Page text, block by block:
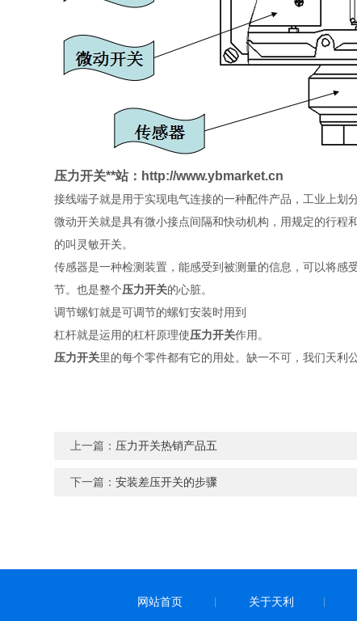
压力开关**站：http://www.ybmarket.cn
接线端子就是用于实现电气连接的一种配件产品，工业上划
微动开关就是具有微小接点间隔和快动机构，用规定的行
的叫灵敏开关。
传感器是一种检测装置，能感受到被测量的信息，可以将
节。也是整个压力开关的心脏。
调节螺钉就是可调节的螺钉安装时用到
杠杆就是运用的杠杆原理使压力开关作用。
压力开关里的每个零件都有它的用处。缺一不可，我们天利
上一篇： 压力开关热销产品五
下一篇：安装差压开关的步骤
网站首页 关于天利